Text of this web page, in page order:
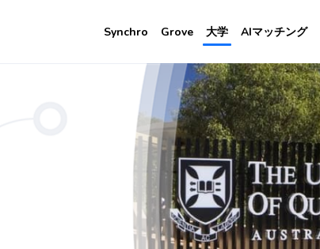
Synchro Grove 大学 AIマッチング